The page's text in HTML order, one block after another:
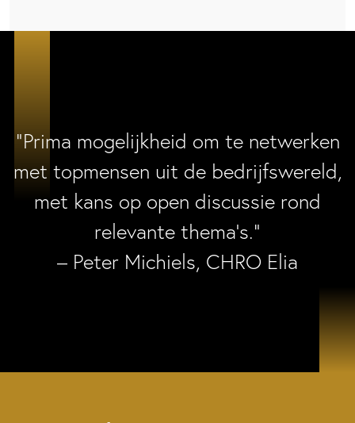
“Prima mogelijkheid om te netwerken
met topmensen uit de bedrijfswereld,
met kans op open discussie rond
relevante thema’s.”
– Peter Michiels, CHRO Elia